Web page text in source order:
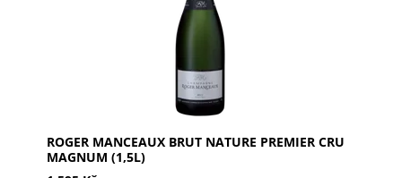
ROGER MANCEAUX BRUT NATURE PREMIER CRU
MAGNUM (1,5L)